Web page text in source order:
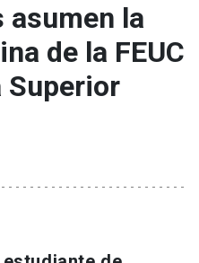
asumen la
de la FEUC
Superior